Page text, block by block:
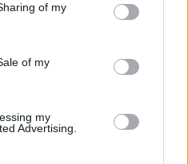
of my
of my
my
Advertising.
κόλπο για τον
και δεν θα